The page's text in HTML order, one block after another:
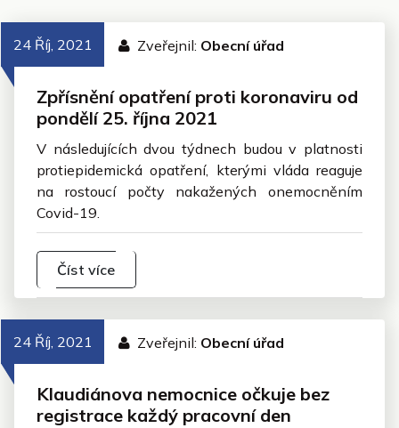
24 Říj, 2021 Zveřejnil: Obecní úřad
Zpřísnění opatření proti koronaviru od
pondělí 25. října 2021
V následujících dvou týdnech budou v platnosti
protiepidemická opatření, kterými vláda reaguje
na rostoucí počty nakažených onemocněním
Covid-19.
Číst více
24 Říj, 2021 Zveřejnil: Obecní úřad
Klaudiánova nemocnice očkuje bez
registrace každý pracovní den